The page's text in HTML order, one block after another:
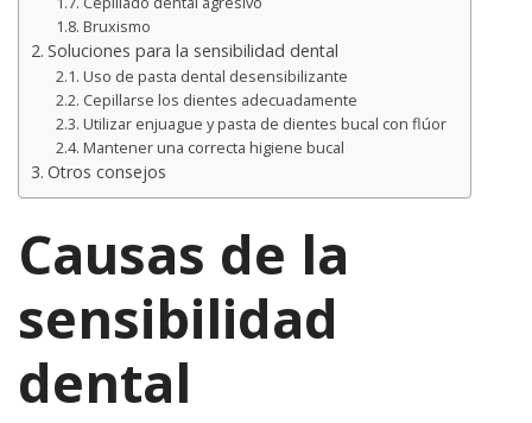
Bruxismo
Soluciones para la sensibilidad dental
Uso de pasta dental desensibilizante
Cepillarse los dientes adecuadamente
Utilizar enjuague y pasta de dientes bucal con flúor
Mantener una correcta higiene bucal
Otros consejos
Causas de la
sensibilidad
dental